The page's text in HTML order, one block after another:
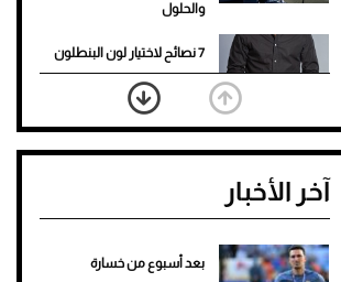
والحلول
7 نصائح لاختيار لون البنطلون
المناسب للقميص الأسود
نرى المستقبل من خلال
تصميماتنا.. كيف حجزت 1886
تمنحك فخامة استثنائية
آخر الأخبار
بعد أسبوع من خسارة